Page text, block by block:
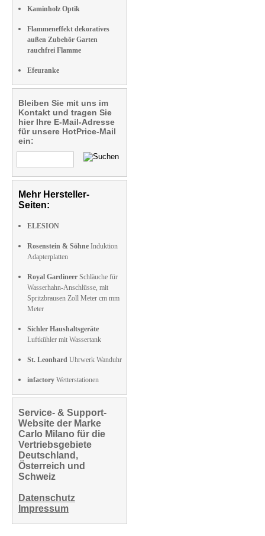
Kaminholz Optik
Flammeneffekt dekoratives
außen Zubehör Garten
rauchfrei Flamme
Efeuranke
Bleiben Sie mit uns im
Kontakt und tragen Sie
hier Ihre E-Mail-Adresse
für unsere HotPrice-Mail
ein:
Mehr Hersteller-
Seiten:
ELESION
Rosenstein & Söhne Induktion
Adapterplatten
Royal Gardineer Schläuche für
Wasserhahn-Anschlüsse, mit
Spritzbrausen Zoll Meter cm mm
Meter
Sichler Haushaltsgeräte
Luftkühler mit Wassertank
St. Leonhard Uhrwerk Wanduhr
infactory Wetterstationen
Service- & Support-
Website der Marke
Carlo Milano für die
Vertriebsgebiete
Deutschland,
Österreich und
Schweiz
Datenschutz
Impressum